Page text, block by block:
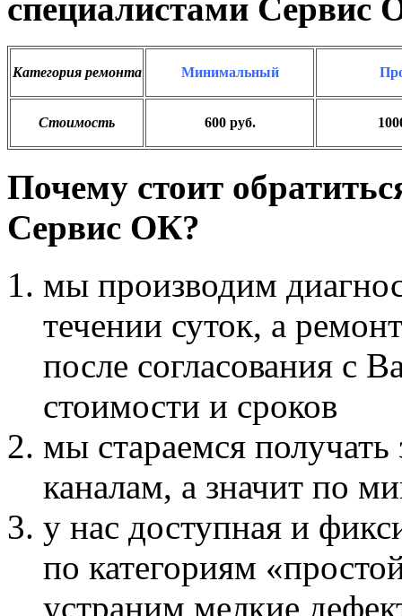
специалистами Сервис
Категория ремонта Минимальный
Стоимость 600 руб.
Почему стоит
Сервис ОК?
мы производим
течении суток, а
после согласования с
стоимости и сроков
мы стараемся
каналам, а значит по
у нас доступная и
по категориям
устраним мелкие